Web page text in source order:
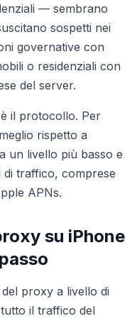
— sembrano
sospetti nei
governative con
o residenziali con
del server.
il protocollo. Per
rispetto a
un livello più basso e
di traffico, comprese
APNs.
su iPhone
proxy a livello di
il traffico del